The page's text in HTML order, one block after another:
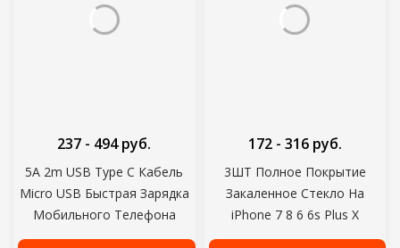
5A 2m USB Type C Кабель
Micro USB Быстрая Зарядка
Мобильного Телефона
Android Зарядное
237 - 494 руб.
3ШТ Полное Покрытие
Закаленное Стекло На
iPhone 7 8 6 6s Plus X
Протектор Экрана На iPhone
172 - 316 руб.